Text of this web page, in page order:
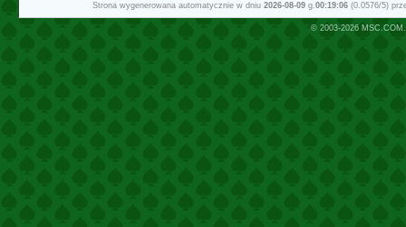
Strona wygenerowana automatycznie w dniu 2026-08-09g.00:19:06(0.0576/5)
© 2003-2026